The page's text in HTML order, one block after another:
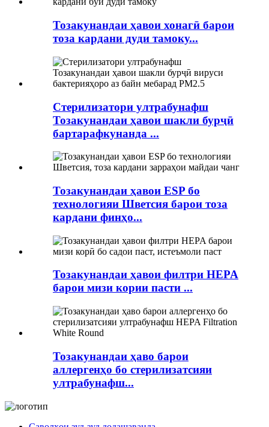
Тозакунандаи ҳавои хонагӣ барои
тоза кардани дуди тамоку...
Стерилизатори ултрабунафш
Тозакунандаи ҳавои шакли бурҷӣ
бартарафкунанда ...
Тозакунандаи ҳавои ESP бо
технологияи Шветсия барои тоза
кардани финҳо...
Тозакунандаи ҳавои филтри HEPA
барои мизи кории пасти ...
Тозакунандаи ҳаво барои
аллергенҳо бо стерилизатсияи
ултрабунафш...